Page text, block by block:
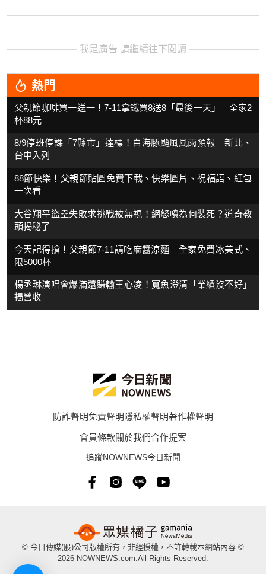
我是廣告 請繼續往下閱讀
熱門
父親節咖啡買一送一！7-11拿鐵買8送8「最後一天」 全家2
杯88元
8/9停班停課「7縣市」達標！白海豚颱風風雨預報 新北、
台中入列
88節快樂！父親節貼圖免費下載、快樂圖片、祝福語、紅包
一次看
大谷翔平盜壘失敗求挑戰被無視！網怒噴為何裝死？道奇教
頭揭秘了
今天記得搶！父親節7-11請吃麻醬涼麵 全家免費冰美式、
限5000杯
楊丞琳演唱會爆滿還賺輸王心凌！寬魚澄清「業績沒不好」
揭營收
防詐聲明免責聲明隱私權聲明著作權聲明
會員條款關於我們合作提案
追蹤NOWNEWS今日新聞
© 今日傳媒(股)公司版權所有，非經授權，不許轉載本網站內容 ©
2026 NOWNEWS.com.All Rights Reserved.